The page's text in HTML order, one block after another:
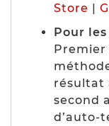
Store |
Pour
Premier
résultat
second
d’auto-